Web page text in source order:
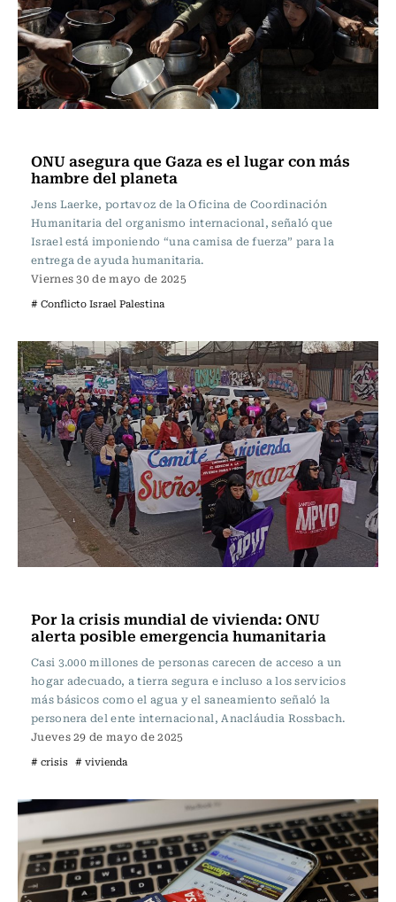
ONU asegura que Gaza es el lugar con más
hambre del planeta
Jens Laerke, portavoz de la Oficina de Coordinación
Humanitaria del organismo internacional, señaló que
Israel está imponiendo “una camisa de fuerza” para la
entrega de ayuda humanitaria.
Viernes 30 de mayo de 2025
# Conflicto Israel Palestina
Por la crisis mundial de vivienda: ONU
alerta posible emergencia humanitaria
Casi 3.000 millones de personas carecen de acceso a un
hogar adecuado, a tierra segura e incluso a los servicios
más básicos como el agua y el saneamiento señaló la
personera del ente internacional, Anacláudia Rossbach.
Jueves 29 de mayo de 2025
# crisis # vivienda